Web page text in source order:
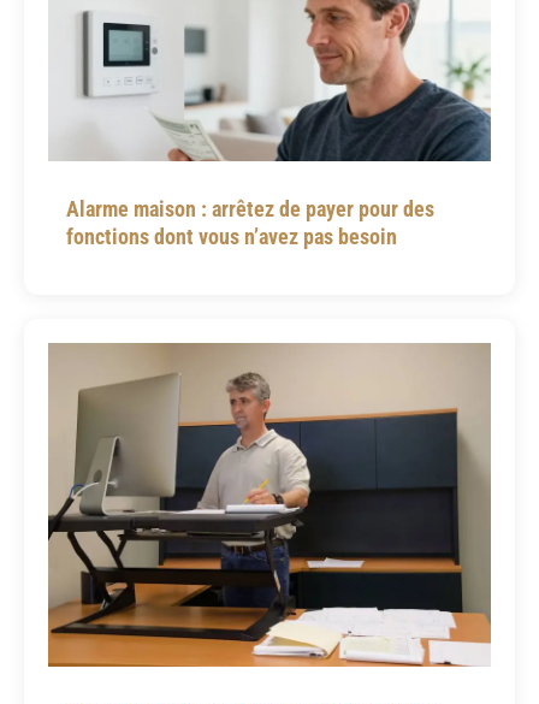
Alarme maison : arrêtez de payer pour des
fonctions dont vous n’avez pas besoin